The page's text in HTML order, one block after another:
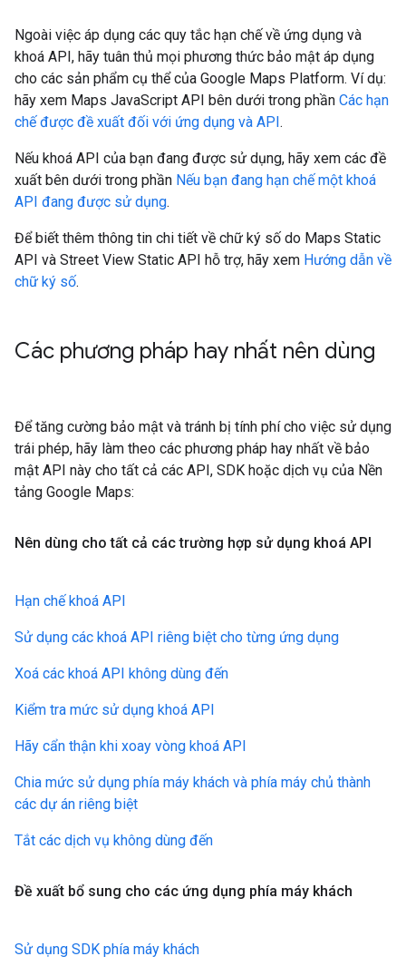
Ngoài việc áp dụng các quy tắc hạn chế về ứng dụng và
khoá API, hãy tuân thủ mọi phương thức bảo mật áp dụng
cho các sản phẩm cụ thể của Google Maps Platform. Ví dụ:
hãy xem Maps JavaScript API bên dưới trong phần Các hạn
chế được đề xuất đối với ứng dụng và API.
Nếu khoá API của bạn đang được sử dụng, hãy xem các đề
xuất bên dưới trong phần Nếu bạn đang hạn chế một khoá
API đang được sử dụng.
Để biết thêm thông tin chi tiết về chữ ký số do Maps Static
API và Street View Static API hỗ trợ, hãy xem Hướng dẫn về
chữ ký số.
Các phương pháp hay nhất nên dùng
Để tăng cường bảo mật và tránh bị tính phí cho việc sử dụng
trái phép, hãy làm theo các phương pháp hay nhất về bảo
mật API này cho tất cả các API, SDK hoặc dịch vụ của Nền
tảng Google Maps:
Nên dùng cho tất cả các trường hợp sử dụng khoá API
Hạn chế khoá API
Sử dụng các khoá API riêng biệt cho từng ứng dụng
Xoá các khoá API không dùng đến
Kiểm tra mức sử dụng khoá API
Hãy cẩn thận khi xoay vòng khoá API
Chia mức sử dụng phía máy khách và phía máy chủ thành
các dự án riêng biệt
Tắt các dịch vụ không dùng đến
Đề xuất bổ sung cho các ứng dụng phía máy khách
Sử dụng SDK phía máy khách